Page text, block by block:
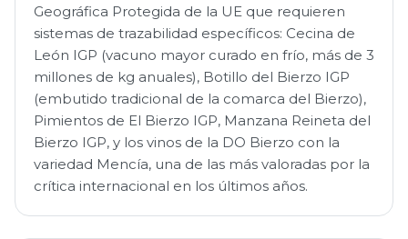
Geográfica Protegida de la UE que requieren
sistemas de trazabilidad específicos: Cecina de
León IGP (vacuno mayor curado en frío, más de 3
millones de kg anuales), Botillo del Bierzo IGP
(embutido tradicional de la comarca del Bierzo),
Pimientos de El Bierzo IGP, Manzana Reineta del
Bierzo IGP, y los vinos de la DO Bierzo con la
variedad Mencía, una de las más valoradas por la
crítica internacional en los últimos años.